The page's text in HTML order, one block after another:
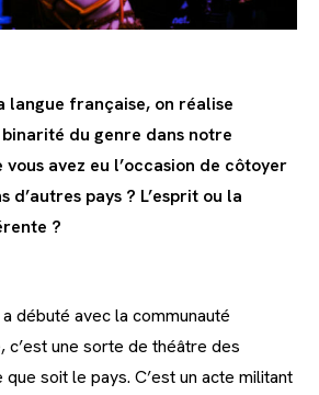
langue française, on réalise
du genre dans notre
avez eu l’occasion de côtoyer
pays ? L’esprit ou la
?
débuté avec la communauté
c’est une sorte de théâtre des
soit le pays. C’est un acte militant